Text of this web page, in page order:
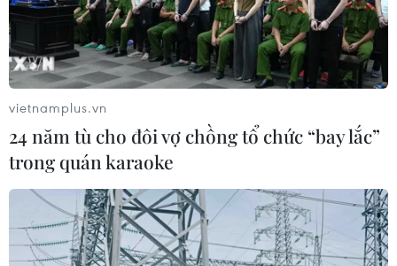
Gần 1 triệu người mắc kẹt trong các vùng
chiến sự ở Syria
21/11/2016 23:11
Điều phối viên hoạt động cứu trợ nhân đạo của Liên
hợp quốc, ông Stephen O'Brien ngày 21/11 cho biết gần
1 triệu người đang mắc kẹt trong các khu vực chiến sự ở
vietnamplus.vn
24 năm tù cho đôi vợ chồng tổ chức “bay lắc”
trong quán karaoke